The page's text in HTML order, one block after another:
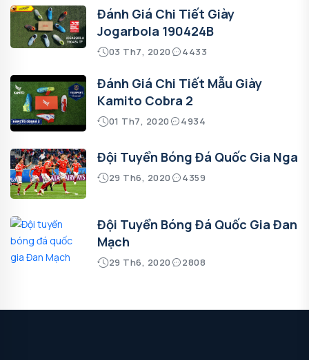
Đánh Giá Chi Tiết Giày
Jogarbola 190424B
03 Th7, 2020 4433
Đánh Giá Chi Tiết Mẫu Giày
Kamito Cobra 2
01 Th7, 2020 4934
Đội Tuyển Bóng Đá Quốc Gia Nga
29 Th6, 2020 4359
Đội Tuyển Bóng Đá Quốc Gia Đan
Mạch
29 Th6, 2020 2808